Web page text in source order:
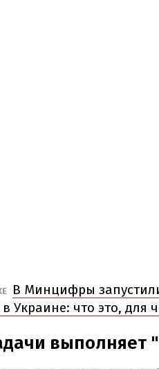
В Минцифры
Украине: что это, для
выполняет